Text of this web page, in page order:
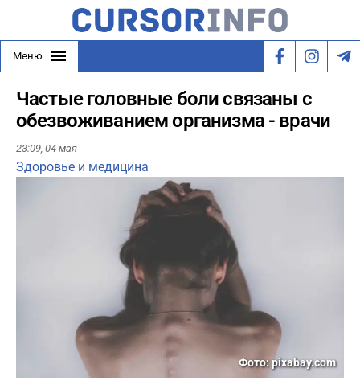
Меню
Частые головные боли связаны с
обезвоживанием организма - врачи
23:09, 04 мая
Здоровье и медицина
Фото: pixabay.com